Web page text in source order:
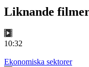
Liknande
10:32
Ekonomiska sektorer